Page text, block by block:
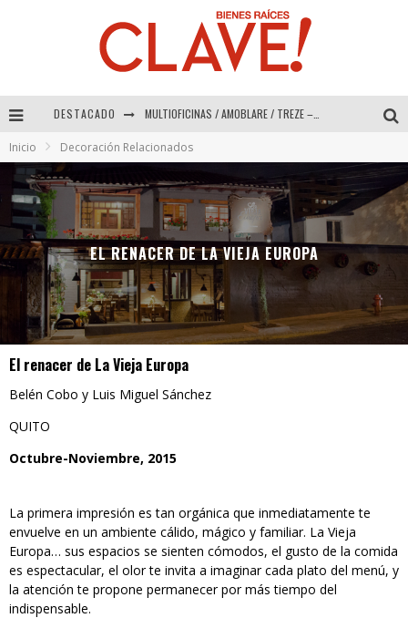
DESTACADO MULTIOFICINAS / AMOBLARE / TREZE – Especial Interiorismo & Decoración 2026
COLINEAL – Especial Interiorismo & Decoración 2026
ADRIANA HOYOS DESIGN STUDIO – Especial Interiorismo & Decoración 2026
Inicio Decoración Relacionados
EL RENACER DE LA VIEJA EUROPA
El renacer de La Vieja Europa
Belén Cobo y Luis Miguel Sánchez
QUITO
Octubre-Noviembre, 2015
La primera impresión es tan orgánica que inmediatamente te
envuelve en un ambiente cálido, mágico y familiar. La Vieja
Europa… sus espacios se sienten cómodos, el gusto de la comida
es espectacular, el olor te invita a imaginar cada plato del menú, y
la atención te propone permanecer por más tiempo del
indispensable.